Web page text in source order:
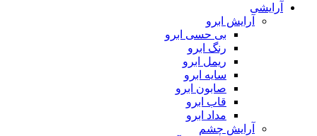
آرایشی
آرایش ابرو
بی حسی ابرو
رنگ ابرو
ریمل ابرو
سایه ابرو
صابون ابرو
قاب ابرو
مداد ابرو
آرایش چشم